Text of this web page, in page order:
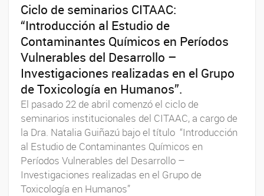
Ciclo de seminarios CITAAC:
“Introducción al Estudio de
Contaminantes Químicos en Períodos
Vulnerables del Desarrollo –
Investigaciones realizadas en el Grupo
de Toxicología en Humanos”.
El pasado 22 de abril comenzó el ciclo de
seminarios institucionales del CITAAC, a cargo de
la Dra. Natalia Guiñazú bajo el título “Introducción
al Estudio de Contaminantes Químicos en
Períodos Vulnerables del Desarrollo –
Investigaciones realizadas en el Grupo de
Toxicología en Humanos”